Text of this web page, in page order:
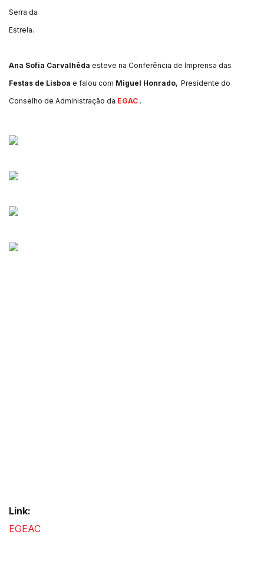
Serra da
Estrela.
Ana Sofia Carvalhêda esteve na Conferência de Imprensa das
Festas de Lisboa e falou com Miguel Honrado, Presidente do
Conselho de Administração da EGAC .
Link:
EGEAC